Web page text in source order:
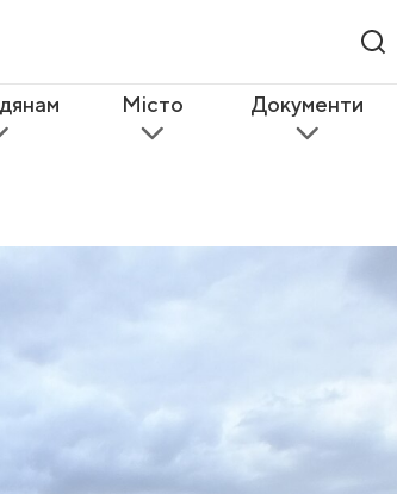
Місто Документи